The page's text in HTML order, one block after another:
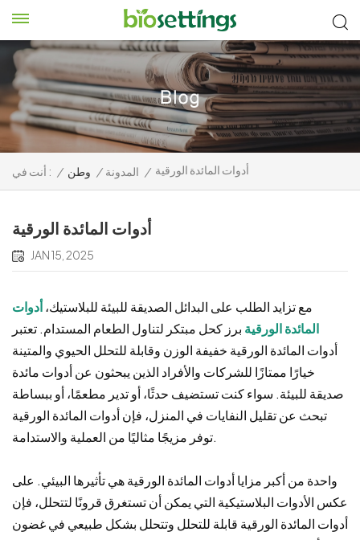
أنت في : / وطن / المدونة / أدوات المائدة الورقية
أدوات المائدة الورقية
JAN 15, 2025
مع تزايد الطلب على البدائل الصديقة للبيئة للبلاستيك،أدوات
المائدة الورقية برز كحل مبتكر لتناول الطعام المستدام. تعتبر
أدوات المائدة الورقية خفيفة الوزن وقابلة للتحلل الحيوي والمتينة
خيارًا ممتازًا للشركات والأفراد الذين يبحثون عن أدوات مائدة
صديقة للبيئة. سواء كنت تستضيف حدثًا، أو تدير مطعمًا، أو ببساطة
تبحث عن تقليل النفايات في المنزل، فإن أدوات المائدة الورقية
توفر مزيجًا مثاليًا من العملية والاستدامة.
واحدة من أكبر مزايا أدوات المائدة الورقية هي تأثيرها البيئي. على
عكس الأدوات البلاستيكية التي يمكن أن تستغرق قرونًا لتتحلل، فإن
أدوات المائدة الورقية قابلة للتحلل وتتحلل بشكل طبيعي في غضون